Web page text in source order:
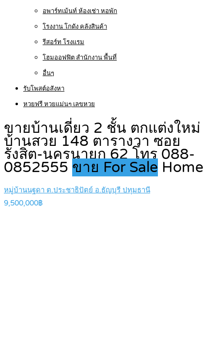
อพาร์ทเม้นท์ ห้องเช่า หอพัก
โรงงาน โกดัง คลังสินค้า
รีสอร์ท โรงแรม
โฮมออฟฟิต สำนักงาน พื้นที่
อื่นๆ
รับโพสต์อสังหา
หวยฟรี หวยแม่นๆ เลขหวย
ขายบ้านเดี่ยว 2 ชั้น ตกแต่งใหม่
บ้านสวย 148 ตารางวา ซอย
รังสิต-นครนายก 62 โทร 088-
0852555 ขาย For Sale Home
หมู่บ้านนฐดา ต.ประชาธิปัตย์ อ.ธัญบุรี ปทุมธานี
9,500,000฿